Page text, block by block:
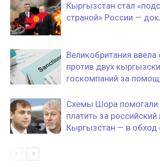
Кыргызстан стал
страной» России —
Великобритания ввела
против двух
госкомпаний за
Схемы Шора помогали
платить за российский
Кыргызстан — в обход